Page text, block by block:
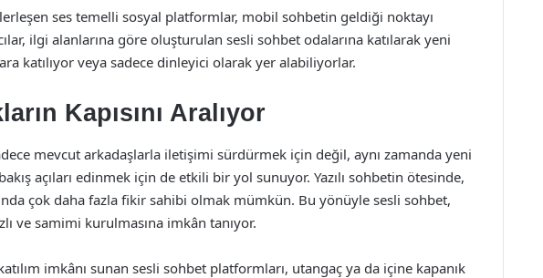
ses temelli sosyal platformlar, mobil sohbetin geldiği noktayı
ilgi alanlarına göre oluşturulan sesli sohbet odalarına katılarak yeni
katılıyor veya sadece dinleyici olarak yer alabiliyorlar.
Kapısını Aralıyor
mevcut arkadaşlarla iletişimi sürdürmek için değil, aynı zamanda yeni
açıları edinmek için de etkili bir yol sunuyor. Yazılı sohbetin ötesinde,
çok daha fazla fikir sahibi olmak mümkün. Bu yönüyle sesli sohbet,
ve samimi kurulmasına imkân tanıyor.
imkânı sunan sesli sohbet platformları, utangaç ya da içine kapanık